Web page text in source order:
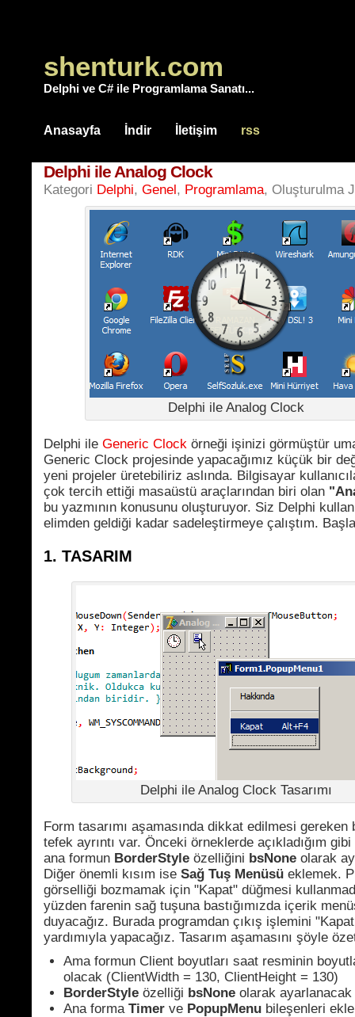
shenturk.com
Delphi ve C# ile Programlama Sanatı...
Anasayfa İndir İletişim rss
Delphi ile Analog Clock
Kategori Delphi, Genel, Programlama, Oluşturulma
Delphi ile Analog Clock
Delphi ile Generic Clock örneği işinizi görmüştür
Generic Clock projesinde yapacağımız küçük bir
yeni projeler üretebiliriz aslında. Bilgisayar
çok tercih ettiği masaüstü araçlarından biri olan
bu yazmının konusunu oluşturuyor. Siz Delphi
elimden geldiği kadar sadeleştirmeye çalıştım.
1. TASARIM
Delphi ile Analog Clock Tasarımı
Form tasarımı aşamasında dikkat edilmesi gereken
tefek ayrıntı var. Önceki örneklerde açıkladığım
ana formun BorderStyle özelliğini bsNone olarak
Diğer önemli kısım ise Sağ Tuş Menüsü eklemek.
görselliği bozmamak için "Kapat" düğmesi
yüzden farenin sağ tuşuna bastığımızda içerik
duyacağız. Burada programdan çıkış işlemini
yardımıyla yapacağız. Tasarım aşamasını şöyle
Ama formun Client boyutları saat resminin
olacak (ClientWidth = 130, ClientHeight = 130)
BorderStyle özelliği bsNone olarak ayarlanacak
Ana forma Timer ve PopupMenu bileşenleri